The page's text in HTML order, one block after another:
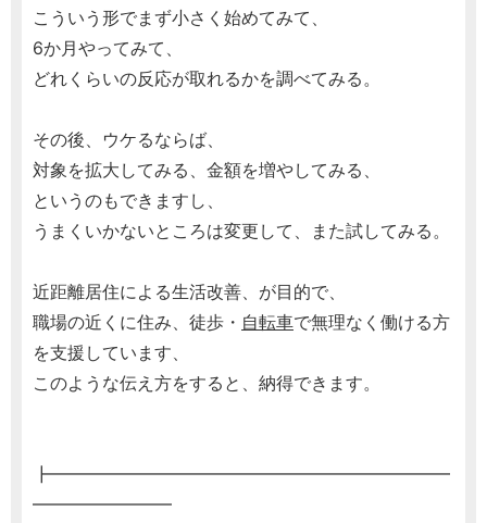
こういう形でまず小さく始めてみて、
6か月やってみて、
どれくらいの反応が取れるかを調べてみる。
その後、ウケるならば、
対象を拡大してみる、金額を増やしてみる、
というのもできますし、
うまくいかないところは変更して、また試してみる。
近距離居住による生活改善、が目的で、
職場の近くに住み、徒歩・ 自転車で無理なく働ける方
を支援しています、
このような伝え方をすると、納得できます。
┣━━━━━━━━━━━━━━━━━━━━━━━
━━━━━━━━